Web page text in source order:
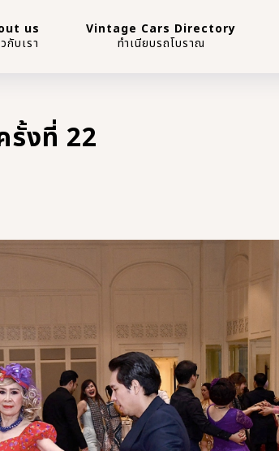
us
กับเรา
Vintage Cars Directory
ทำเนียบรถโบราณ
รั้งที่ 22